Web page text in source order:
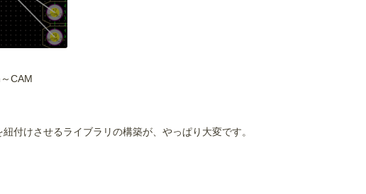
CAM
付けさせるライブラリの構築が、やっぱり大変です。